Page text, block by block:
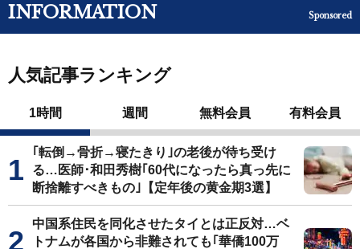
INFORMATION Sponsored
人気記事ランキング
1時間 週間 無料会員 有料会員
｢転倒→骨折→寝たきり｣の老後が待ち受け
る…医師･和田秀樹｢60代になったら真っ先に
断捨離すべきもの｣【定年後の黄金期3選】
中国系住民を同化させたタイとは正反対…ベ
トナムが各国から非難されても｢華僑100万